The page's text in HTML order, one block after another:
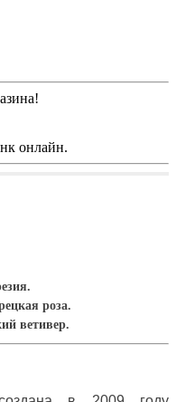
онлайн.
роза.
ветивер.